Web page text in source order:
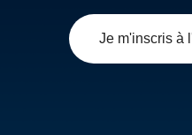
Je m'inscris à